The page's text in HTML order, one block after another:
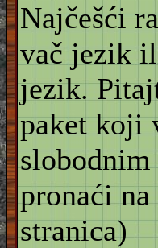
Najčešći
vač jezik
jezik.
paket koji
pronaći
stranica)